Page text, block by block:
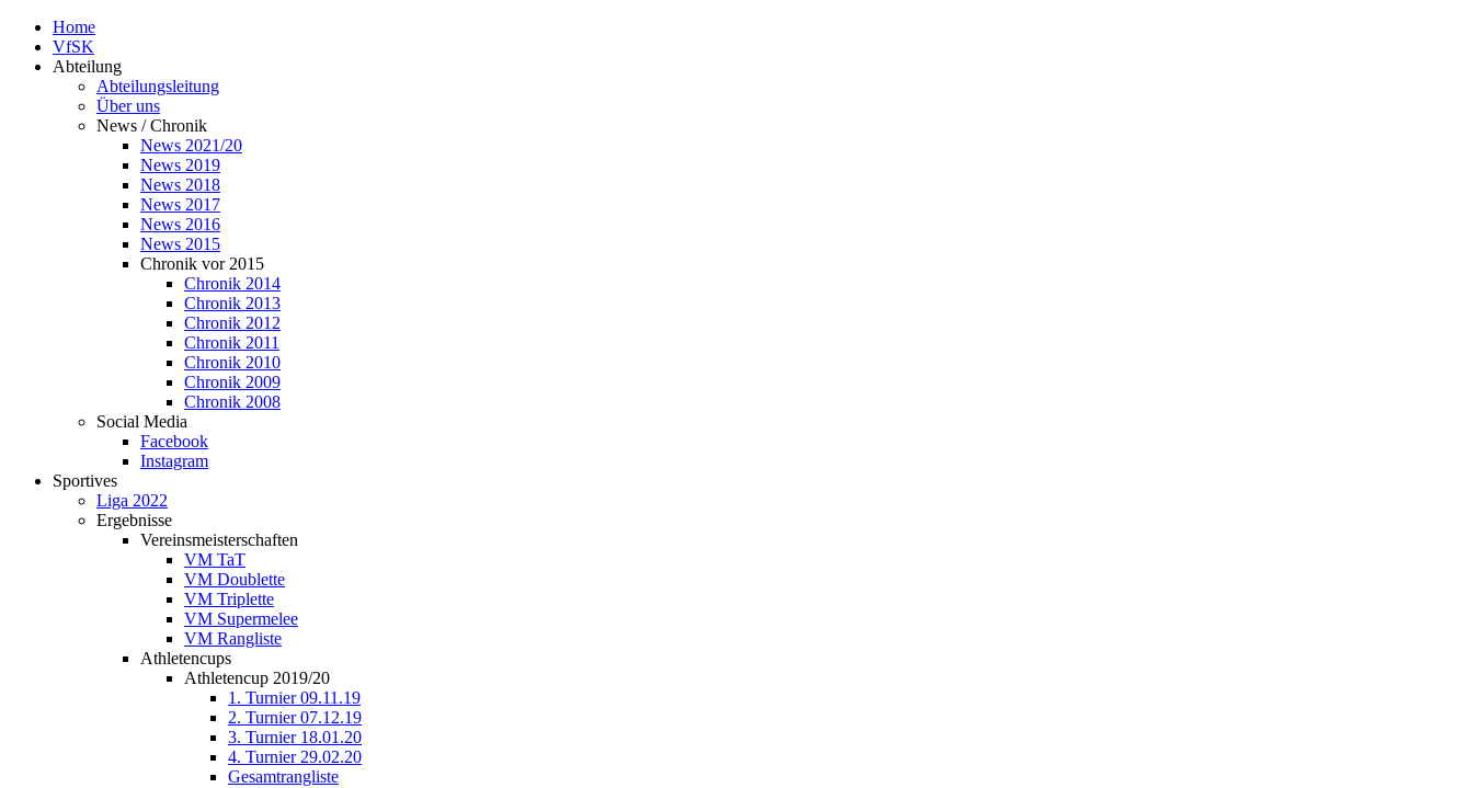
Home
VfSK
Abteilung
Abteilungsleitung
Über uns
News / Chronik
News 2021/20
News 2019
News 2018
News 2017
News 2016
News 2015
Chronik vor 2015
Chronik 2014
Chronik 2013
Chronik 2012
Chronik 2011
Chronik 2010
Chronik 2009
Chronik 2008
Social Media
Facebook
Instagram
Sportives
Liga 2022
Ergebnisse
Vereinsmeisterschaften
VM TaT
VM Doublette
VM Triplette
VM Supermelee
VM Rangliste
Athletencups
Athletencup 2019/20
1. Turnier 09.11.19
2. Turnier 07.12.19
3. Turnier 18.01.20
4. Turnier 29.02.20
Gesamtrangliste